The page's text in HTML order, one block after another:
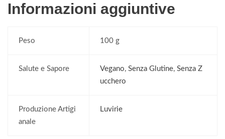
Informazioni aggiuntive
Peso 100 g
Salute e Sapore Vegano,Senza Glutine,Senza Z
ucchero
Produzione Artigi
anale
Luvirie